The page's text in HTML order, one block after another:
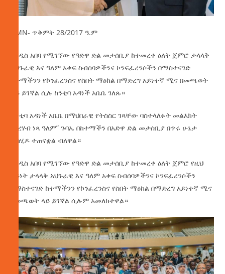
AMN- ጥቅምት 28/2017 ዓ.ም
በአዲስ አበባ የሚገኘው የዓድዋ ድል መታሰቢያ ከተመረቀ ዕለት ጀምሮ ታላላቅ
አህጉራዊ እና ዓለም አቀፍ ስብሰባዎችንና ኮንፍፈረንሶችን በማስተናገድ
ከተማችንን የኮንፈረንስና የስበት ማዕከል በማድረግ አይነተኛ ሚና በመጫወት
ላይ ይገኛል ሲሉ ከንቲባ አዳነች አቤቤ ገለጹ።
ከንቲባአዳነች አቤቤ በማህበራዊ የትስስር ገጻቸው ባስተላለፉት መልእክት
“ከረሃብ ነጻ ዓለም” ጉባኤ በከተማችን በአድዋ ድል መታሰቢያ በጥሩ ሁኔታ
ተካሂዶ ተጠናቋል ብለዋል።
በአዲስ አበባ የሚገኘው የዓድዋ ድል መታሰቢያ ከተመረቀ ዕለት ጀምሮ የዚህ
አይነት ታላላቅ አህጉራዊ እና ዓለም አቀፍ ስብሰባዎችንና ኮንፍፈረንሶችን
በማስተናገድ ከተማችንን የኮንፈረንስና የስበት ማዕከል በማድረግ አይነተኛ ሚና
በመጫወት ላይ ይገኛል ሲሉም አመለክተዋል።